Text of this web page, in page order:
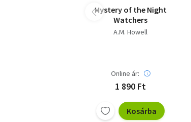
Mystery of the Night
Watchers
A.M. Howell
Online ár:
1 890 Ft
Kosárba